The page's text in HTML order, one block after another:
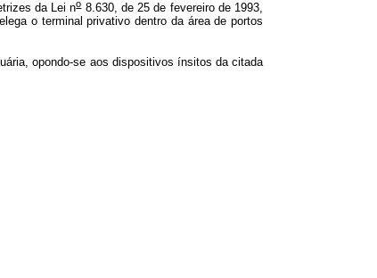
da Lei no8.630, de 25 de fevereiro de 1993,
o terminal privativo dentro da área de portos
opondo-se aos dispositivos ínsitos da citada